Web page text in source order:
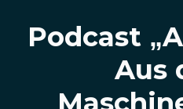
Podcast
Aus